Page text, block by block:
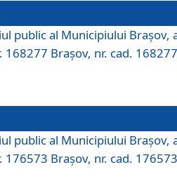
public al Municipiului Braşov,
168277 Brașov, nr. cad.
public al Municipiului Braşov,
176573 Brașov, nr. cad.